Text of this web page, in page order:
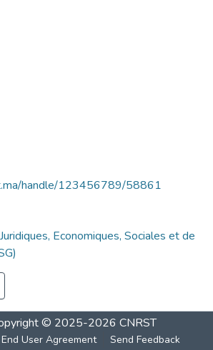
handle/123456789/58861
Economiques, Sociales et de
© 2025-2026 CNRST
End User Agreement Send Feedback